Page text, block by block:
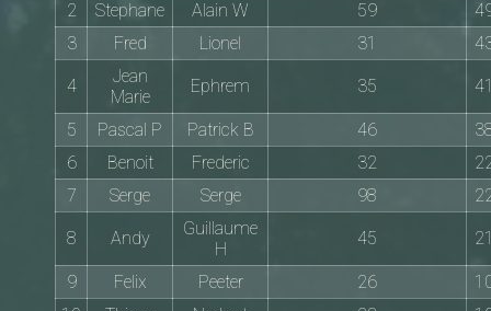
2
Stephane Alain W 59
3
Fred Lionel 31
4
Jean
Marie
Ephrem 35
5 Pascal P Patrick B 46
6
Benoit Frederic 32
7
Serge Serge 98
8 Andy
Guillaume
H
45
9 Felix Peeter 26